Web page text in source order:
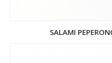
SALAMI